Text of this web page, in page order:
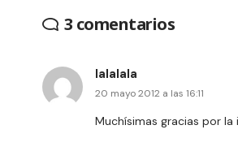
3 comentarios
lalalala
20 mayo 2012 a las 16:11
Muchísimas gracias por la